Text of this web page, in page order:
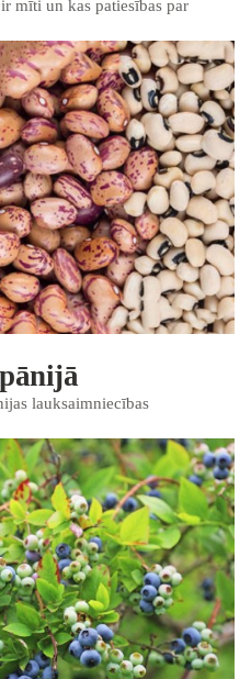
mīti un kas patiesības par
lauksaimniecības